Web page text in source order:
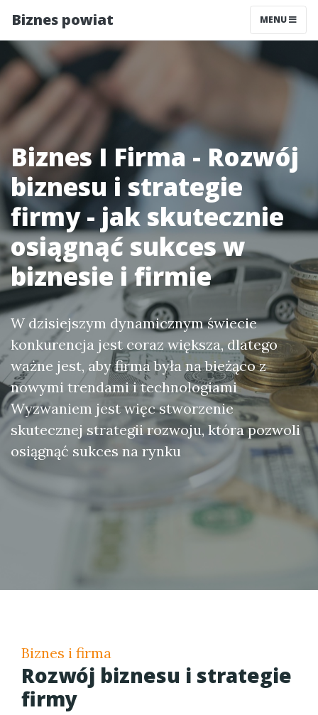
Biznes powiat MENU
Biznes I Firma - Rozwój
biznesu i strategie
firmy - jak skutecznie
osiągnąć sukces w
biznesie i firmie
W dzisiejszym dynamicznym świecie
konkurencja jest coraz większa, dlatego
ważne jest, aby firma była na bieżąco z
nowymi trendami i technologiami
Wyzwaniem jest więc stworzenie
skutecznej strategii rozwoju, która pozwoli
osiągnąć sukces na rynku
Biznes i firma
Rozwój biznesu i strategie
firmy